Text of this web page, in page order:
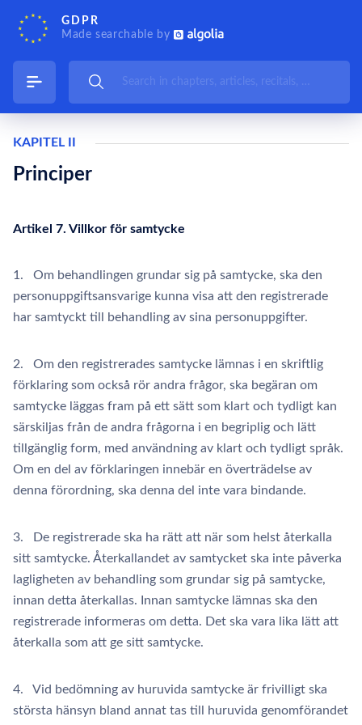
GDPR
Made searchable by
KAPITEL II
Principer
Artikel 7. Villkor för samtycke
1. Om behandlingen grundar sig på samtycke, ska den
personuppgiftsansvarige kunna visa att den registrerade
har samtyckt till behandling av sina personuppgifter.
2. Om den registrerades samtycke lämnas i en skriftlig
förklaring som också rör andra frågor, ska begäran om
samtycke läggas fram på ett sätt som klart och tydligt kan
särskiljas från de andra frågorna i en begriplig och lätt
tillgänglig form, med användning av klart och tydligt språk.
Om en del av förklaringen innebär en överträdelse av
denna förordning, ska denna del inte vara bindande.
3. De registrerade ska ha rätt att när som helst återkalla
sitt samtycke. Återkallandet av samtycket ska inte påverka
lagligheten av behandling som grundar sig på samtycke,
innan detta återkallas. Innan samtycke lämnas ska den
registrerade informeras om detta. Det ska vara lika lätt att
återkalla som att ge sitt samtycke.
4. Vid bedömning av huruvida samtycke är frivilligt ska
största hänsyn bland annat tas till huruvida genomförandet